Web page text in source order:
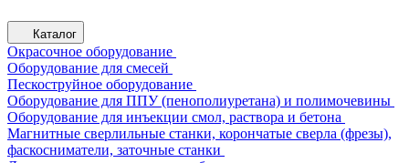
Каталог
Окрасочное оборудование
Оборудование для смесей
Пескоструйное оборудование
Оборудование для ППУ (пенополиуретана) и полимочевины
Оборудование для инъекции смол, раствора и бетона
Магнитные сверлильные станки, корончатые сверла (фрезы),
фаскосниматели, заточные станки